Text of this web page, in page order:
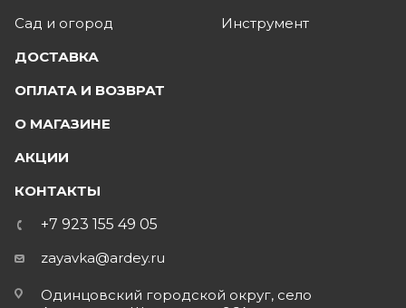
Сад и огород
Инструмент
ДОСТАВКА
ОПЛАТА И ВОЗВРАТ
О МАГАЗИНЕ
АКЦИИ
КОНТАКТЫ
+7 923 155 49 05
zayavka@ardey.ru
Одинцовский городской округ, село